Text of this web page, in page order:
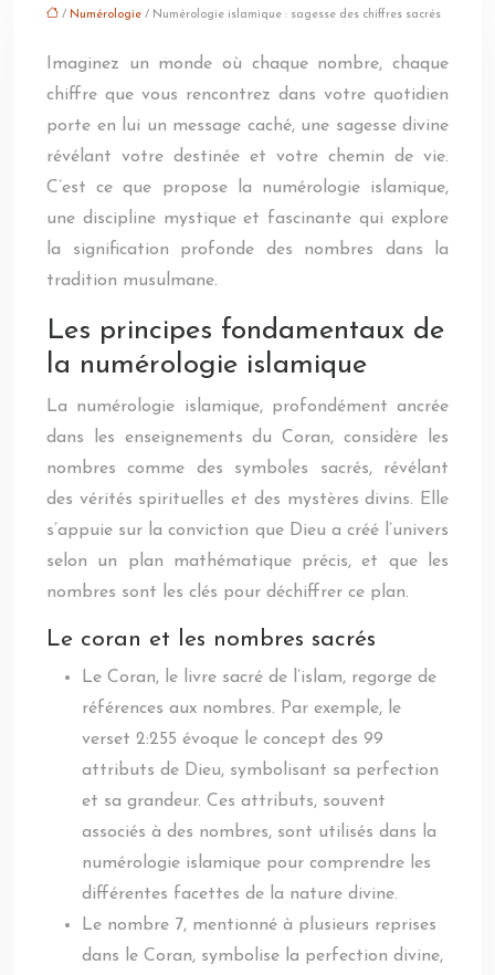
/ Numérologie / Numérologie islamique : sagesse des chiffres sacrés
Imaginez un monde où chaque nombre, chaque
chiffre que vous rencontrez dans votre quotidien
porte en lui un message caché, une sagesse divine
révélant votre destinée et votre chemin de vie.
C’est ce que propose la numérologie islamique,
une discipline mystique et fascinante qui explore
la signification profonde des nombres dans la
tradition musulmane.
Les principes fondamentaux de
la numérologie islamique
La numérologie islamique, profondément ancrée
dans les enseignements du Coran, considère les
nombres comme des symboles sacrés, révélant
des vérités spirituelles et des mystères divins. Elle
s’appuie sur la conviction que Dieu a créé l’univers
selon un plan mathématique précis, et que les
nombres sont les clés pour déchiffrer ce plan.
Le coran et les nombres sacrés
Le Coran, le livre sacré de l’islam, regorge de
références aux nombres. Par exemple, le
verset 2:255 évoque le concept des 99
attributs de Dieu, symbolisant sa perfection
et sa grandeur. Ces attributs, souvent
associés à des nombres, sont utilisés dans la
numérologie islamique pour comprendre les
différentes facettes de la nature divine.
Le nombre 7, mentionné à plusieurs reprises
dans le Coran, symbolise la perfection divine,